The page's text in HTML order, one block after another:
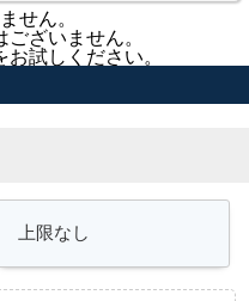
せん。
ざいません。
試しください。